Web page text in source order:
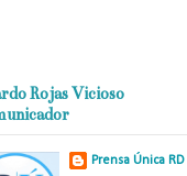
Rojas Vicioso
Prensa Única RD